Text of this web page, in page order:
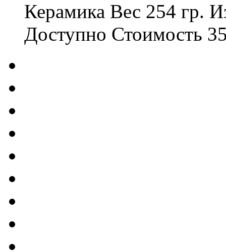
Керамика Вес 254 гр.
Доступно Стоимость